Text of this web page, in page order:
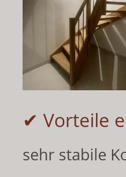
✔ Vorteile
sehr stabile